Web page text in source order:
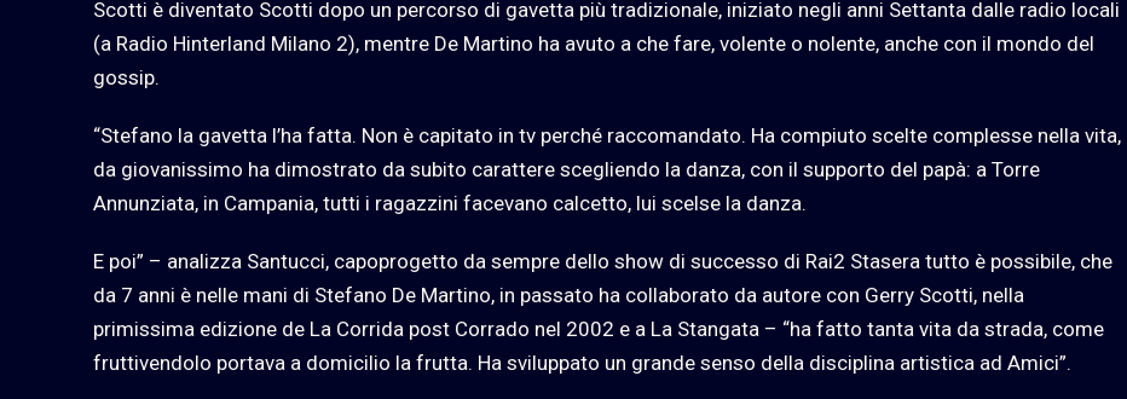
Scotti è diventato Scotti dopo un percorso di gavetta più tradizionale, iniziato negli anni Settanta dalle radio locali
(a Radio Hinterland Milano 2), mentre De Martino ha avuto a che fare, volente o nolente, anche con il mondo del
gossip.
“Stefano la gavetta l’ha fatta. Non è capitato in tv perché raccomandato. Ha compiuto scelte complesse nella vita,
da giovanissimo ha dimostrato da subito carattere scegliendo la danza, con il supporto del papà: a Torre
Annunziata, in Campania, tutti i ragazzini facevano calcetto, lui scelse la danza.
E poi” – analizza Santucci, capoprogetto da sempre dello show di successo di Rai2 Stasera tutto è possibile, che
da 7 anni è nelle mani di Stefano De Martino, in passato ha collaborato da autore con Gerry Scotti, nella
primissima edizione de La Corrida post Corrado nel 2002 e a La Stangata – “ha fatto tanta vita da strada, come
fruttivendolo portava a domicilio la frutta. Ha sviluppato un grande senso della disciplina artistica ad Amici”.